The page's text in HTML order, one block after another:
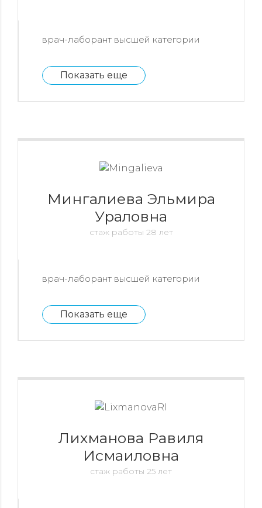
врач-лаборант высшей категории
Показать еще
Мингалиева Эльмира
Ураловна
стаж работы 28 лет
врач-лаборант высшей категории
Показать еще
Лихманова Равиля
Исмаиловна
стаж работы 25 лет